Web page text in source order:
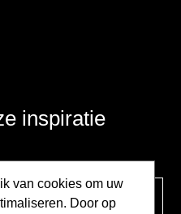
inspiratie
van cookies om uw
Door op